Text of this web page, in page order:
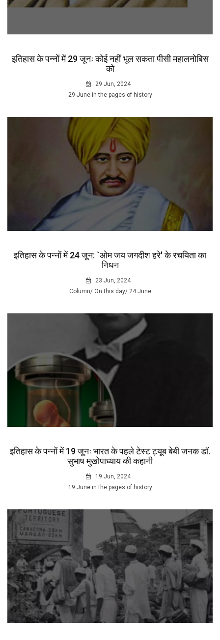
इतिहास के पन्नों में 29 जूनः कोई नहीं भूल सकता पीसी महालनोबिस
को
29 Jun, 2024
29 June in the pages of history
इतिहास के पन्नों में 24 जून: `ओम जय जगदीश हरे' के रचयिता का
निधन
23 Jun, 2024
Column/ On this day/ 24 June.
इतिहास के पन्नों में 19 जूनः भारत के पहले टेस्ट ट्यूब बेबी जनक डॉ.
सुभाष मुखोपाध्याय की कहानी
19 Jun, 2024
19 June in the pages of history